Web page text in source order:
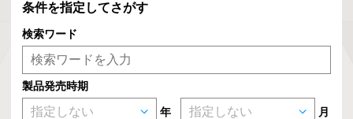
条件を指定してさがす
検索ワード
製品発売時期
年 月